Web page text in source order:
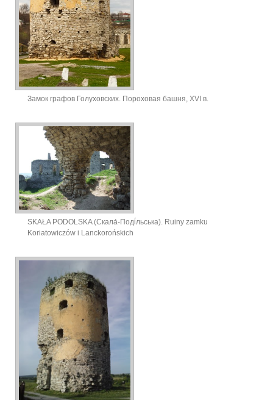
Замок графов Голуховских. Пороховая башня, ХVІ в.
SKAŁA PODOLSKA (Скала́-Поді́льська). Ruiny zamku
Koriatowiczów i Lanckorońskich